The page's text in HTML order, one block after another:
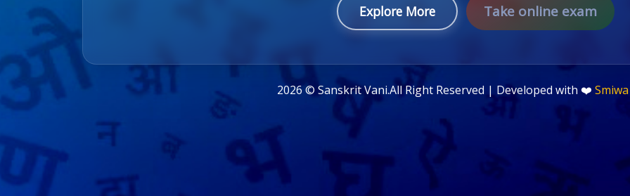
Explore More Take online exam
2026 © Sanskrit Vani.All Right Reserved | Developed with ❤️